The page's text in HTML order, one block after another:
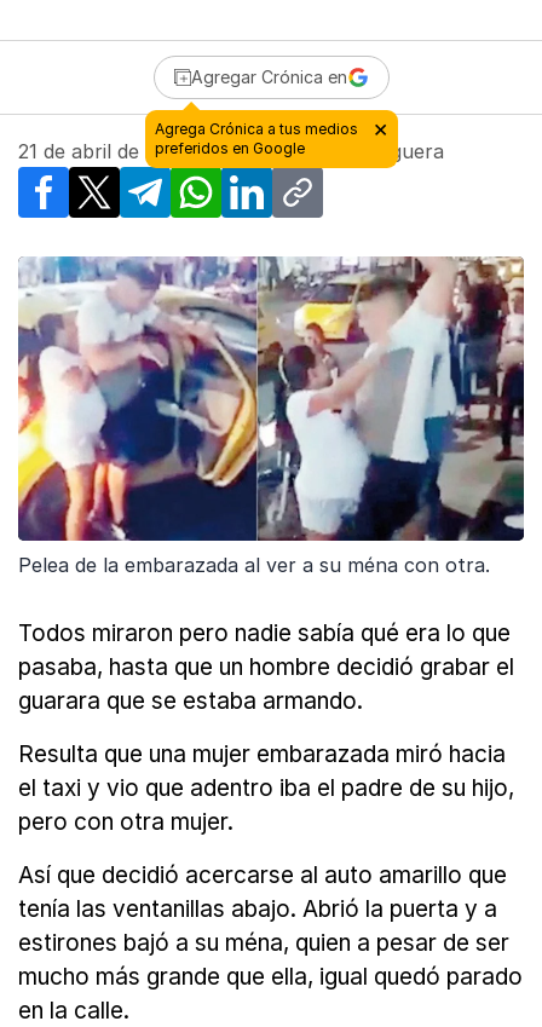
Agregar Crónica en
21 de abril de 2019 - 01:00| Por Alex Noguera
Facebook
X TelegramWhatsApp
LinkedInCopy link
Pelea de la embarazada al ver a su ména con otra.
Todos miraron pero nadie sabía qué era lo que
pasaba, hasta que un hombre decidió grabar el
guarara que se estaba armando.
Resulta que una mujer embarazada miró hacia
el taxi y vio que adentro iba el padre de su hijo,
pero con otra mujer.
Así que decidió acercarse al auto amarillo que
tenía las ventanillas abajo. Abrió la puerta y a
estirones bajó a su ména, quien a pesar de ser
mucho más grande que ella, igual quedó parado
en la calle.